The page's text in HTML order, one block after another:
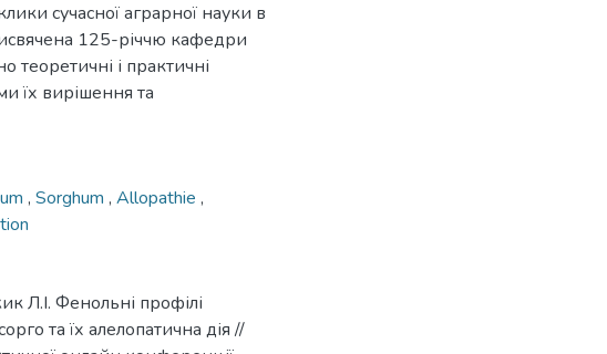
сучасної аграрної науки в
125-річчю кафедри
теоретичні і практичні
їх вирішення та
, Sorghum , Allopathie ,
Л.І. Фенольні профілі
та їх алелопатична дія //